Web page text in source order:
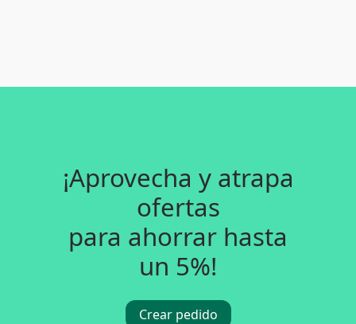
¡Aprovecha y atrapa
ofertas
para ahorrar hasta
un 5%!
Crear pedido